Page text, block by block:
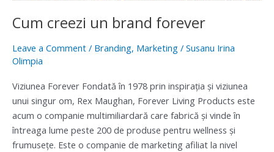
Cum creezi un brand forever
Leave a Comment / Branding, Marketing / Susanu Irina
Olimpia
Viziunea Forever Fondată în 1978 prin inspirația și viziunea
unui singur om, Rex Maughan, Forever Living Products este
acum o companie multimiliardară care fabrică și vinde în
întreaga lume peste 200 de produse pentru wellness și
frumusețe. Este o companie de marketing afiliat la nivel